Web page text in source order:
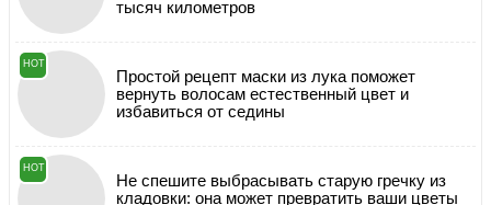
тысяч километров
HOT
Простой рецепт маски из лука поможет
вернуть волосам естественный цвет и
избавиться от седины
HOT
Не спешите выбрасывать старую гречку из
кладовки: она может превратить ваши цветы